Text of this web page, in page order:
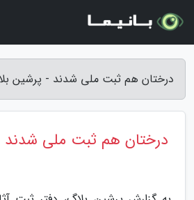
درختان هم ثبت ملی شدند - پرشین
درختان هم ثبت ملی شدند